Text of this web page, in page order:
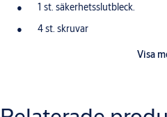
1 st. säkerhetsslutbleck.
4 st. skruvar
Visa